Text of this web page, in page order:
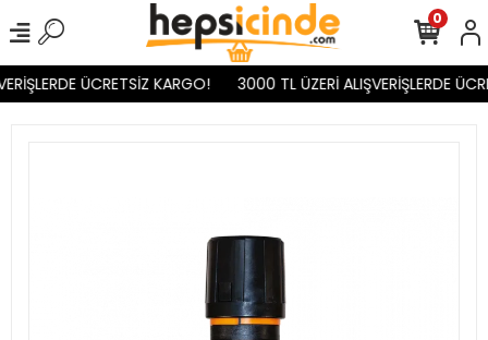
ÜCRETSİZ KARGO! 3000 TL ÜZERİ ALIŞVERİŞLERDE
0